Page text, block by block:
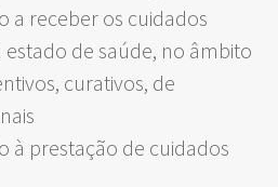
a receber os cuidados
de saúde, no âmbito
curativos, de
à prestação de cuidados